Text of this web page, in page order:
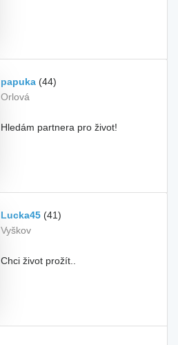
papuka (44)
Orlová
Hledám partnera pro život!
Lucka45 (41)
Vyškov
Chci život prožít..